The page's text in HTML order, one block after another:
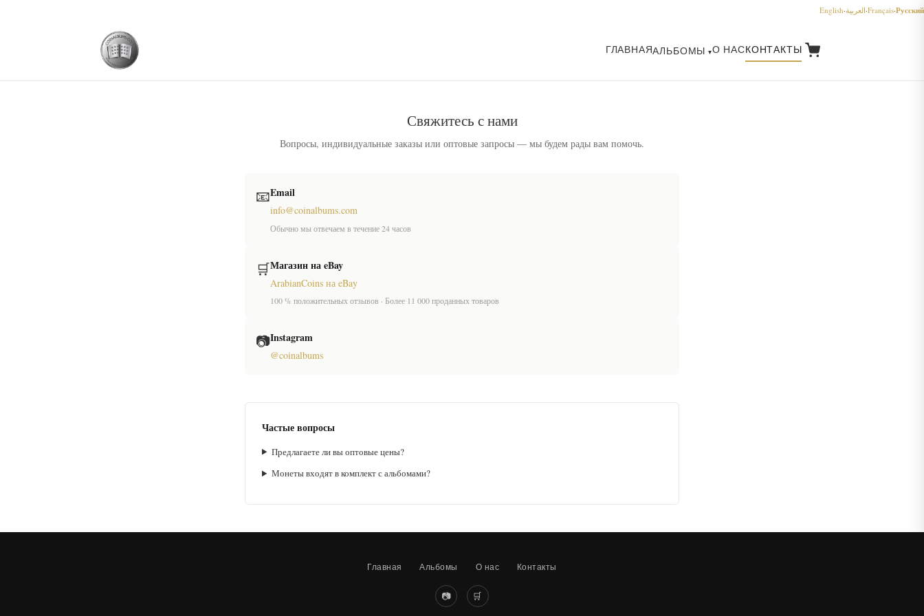
English·العربية·Français·Русский
ГЛАВНАЯАЛЬБОМЫ О НАСКОНТАКТЫ
Свяжитесь с нами
Вопросы, индивидуальные заказы или оптовые запросы — мы будем рады вам помочь.
📧Email
info@coinalbums.com
Обычно мы отвечаем в течение 24 часов
🛒Магазин на eBay
ArabianCoins на eBay
100 % положительных отзывов · Более 11 000 проданных товаров
📷Instagram
@coinalbums
Частые вопросы
Предлагаете ли вы оптовые цены?
Монеты входят в комплект с альбомами?
Главная Альбомы О нас Контакты
📷 🛒